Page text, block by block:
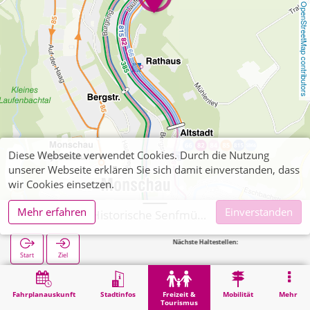
OpenStreetMap contributors
Fahrplanauskunft Stadtinfos
Freizeit &
Tourismus
Mobilität Mehr
Start Ziel
Nächste Haltestellen:
Freizeit & Tourismus Kultur Monschau, Historische Senfmühle
Diese Webseite verwendet Cookies. Durch die Nutzung
unserer Webseite erklären Sie sich damit einverstanden, dass
wir Cookies einsetzen.
Mehr erfahren
Einverstanden